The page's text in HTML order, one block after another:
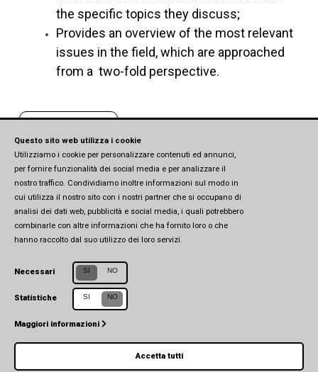
the specific topics they discuss;
Provides an overview of the most relevant
issues in the field, which are approached
from a two-fold perspective.
Centro Studi in Affari Europei e Internazionali (CSEIA)
Università di Parma
Via Università, 7 (1° piano) - 43121 Parma
Questo sito web utilizza i cookie
Utilizziamo i cookie per personalizzare contenuti ed annunci,
per fornire funzionalità dei social media e per analizzare il
nostro traffico. Condividiamo inoltre informazioni sul modo in
cui utilizza il nostro sito con i nostri partner che si occupano di
analisi dei dati web, pubblicità e social media, i quali potrebbero
combinarle con altre informazioni che ha fornito loro o che
hanno raccolto dal suo utilizzo dei loro servizi.
Necessari SI NO
Statistiche SI NO
Maggiori informazioni
Accetta tutti